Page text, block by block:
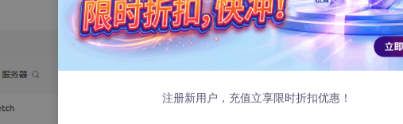
注册新用户，充值立享限时折扣优惠！